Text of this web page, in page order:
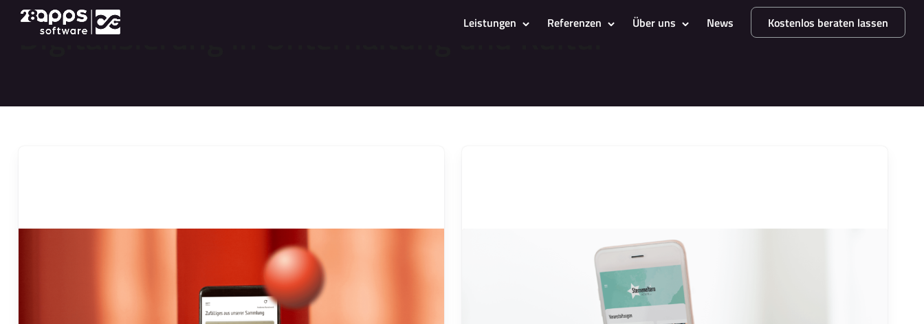
Leistungen Referenzen Über uns News Kostenlos beraten lassen
Digitalisierung in Unterhaltung und Kultur